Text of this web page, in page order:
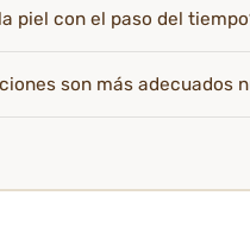
piel con el paso del
son más adecuados